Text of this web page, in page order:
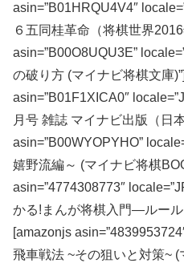
asin=”B01HRQU4V4″
６五同桂革命（将棋世界
asin=”B00O8UQU3E”
の破り方 (マイナビ将棋文庫
asin=”B01F1XICA0″
月号 雑誌 マイナビ出版（日
asin=”B00WYOPYHO”
嬉野流編～ (マイナビ将棋
asin=”4774308773″
かる!まんが将棋入門―ルール
[amazonjs
飛車戦法 ~その狙いと対策~ (